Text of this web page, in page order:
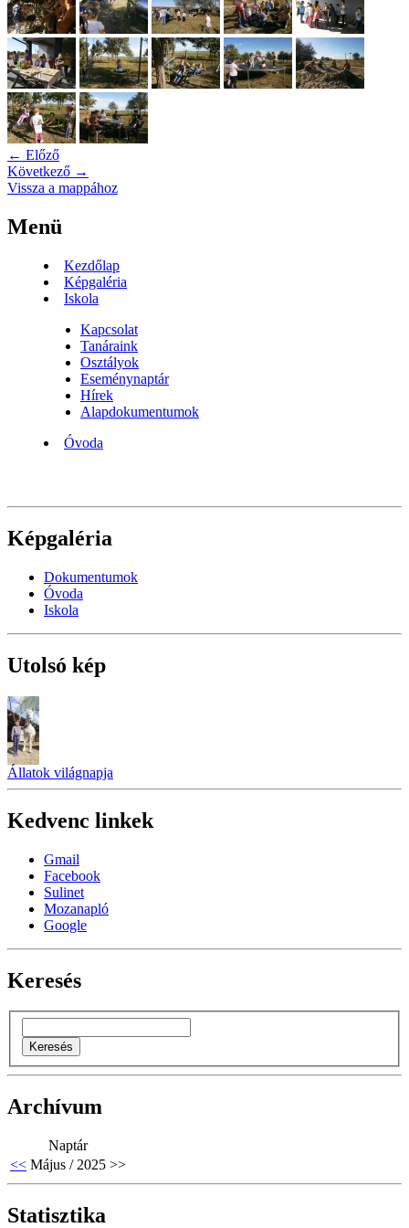
← Előző
Következő →
Vissza a mappához
Menü
Kezdőlap
Képgaléria
Iskola
Kapcsolat
Tanáraink
Osztályok
Eseménynaptár
Hírek
Alapdokumentumok
Óvoda
Képgaléria
Dokumentumok
Óvoda
Iskola
Utolsó kép
Állatok világnapja
Kedvenc linkek
Gmail
Facebook
Sulinet
Mozanapló
Google
Keresés
Archívum
Naptár
<< Május / 2025 >>
Statisztika